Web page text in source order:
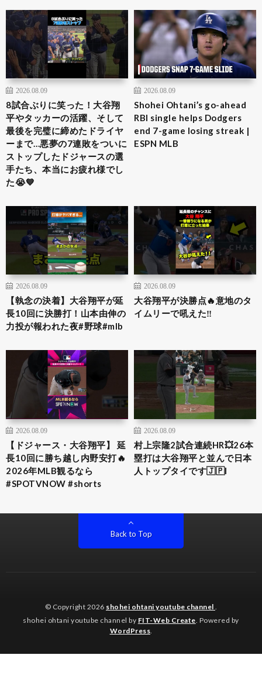
2026.08.09
8試合ぶりに笑った！大谷翔
平やタッカーの活躍、そして
最後を完璧に締めたドライヤ
ーまで…悪夢の7連敗をついに
ストップしたドジャースの選
手たち、本当にお疲れ様でし
た😭💙
2026.08.09
Shohei Ohtani’s go-ahead
RBI single helps Dodgers
end 7-game losing streak |
ESPN MLB
2026.08.09
【執念の決着】大谷翔平が延
長10回に決勝打！山本由伸の
力投が報われた夜#野球#mlb
2026.08.09
大谷翔平が決勝点🔥意地のタ
イムリーで吼えた‼️
2026.08.09
【ドジャース・大谷翔平】 延
長10回に勝ち越し内野安打🔥
2026年MLB観るなら
#SPOTVNOW #shorts
2026.08.09
村上宗隆2試合連続HR💥26本
塁打は大谷翔平と並んで日本
人トップタイです🇯🇵I
Back to Top
© Copyright 2026 shohei ohtani youtube channel
shohei ohtani youtube channel by FIT-Web Create . Powered by
WordPress